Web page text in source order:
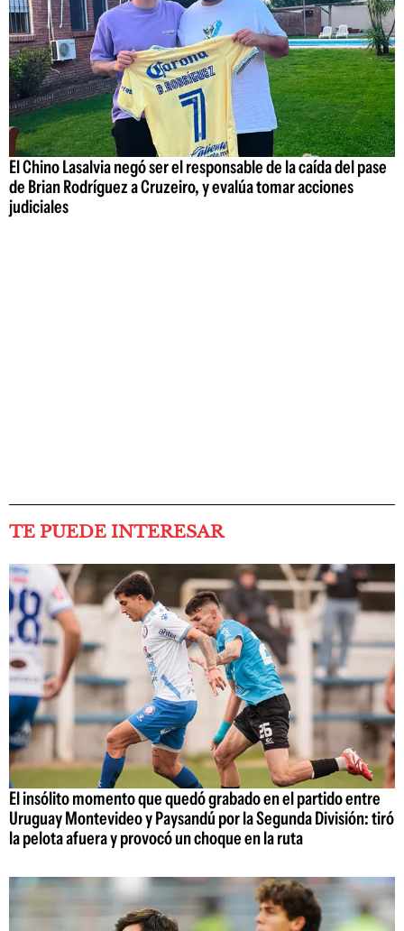
El Chino Lasalvia negó ser el responsable de la caída del pase
de Brian Rodríguez a Cruzeiro, y evalúa tomar acciones
judiciales
TE PUEDE INTERESAR
El insólito momento que quedó grabado en el partido entre
Uruguay Montevideo y Paysandú por la Segunda División: tiró
la pelota afuera y provocó un choque en la ruta